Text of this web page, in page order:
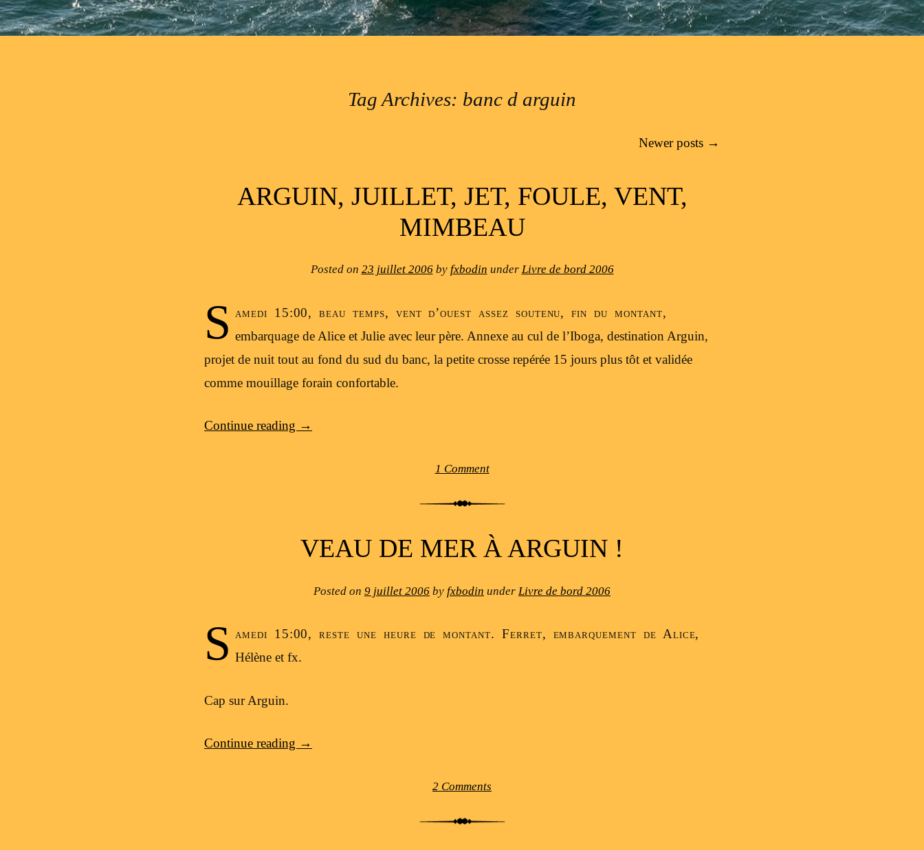
Tag Archives: banc d arguin
Newer posts →
ARGUIN, JUILLET, JET, FOULE, VENT,
MIMBEAU
Posted on 23 juillet 2006by fxbodin under Livre de bord 2006
S amedi 15:00, beau temps, vent d’ouest assez soutenu, fin du montant,
embarquage de Alice et Julie avec leur père. Annexe au cul de l’Iboga, destination Arguin,
projet de nuit tout au fond du sud du banc, la petite crosse repérée 15 jours plus tôt et validée
comme mouillage forain confortable.
Continue reading →
1 Comment
VEAU DE MER À ARGUIN !
Posted on 9 juillet 2006 by fxbodin under Livre de bord 2006
S amedi 15:00, reste une heure de montant. Ferret, embarquement de Alice,
Hélène et fx.
Cap sur Arguin.
Continue reading →
2 Comments